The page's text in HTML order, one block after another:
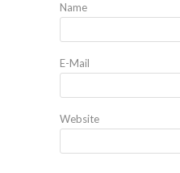
Name
E-Mail
Website